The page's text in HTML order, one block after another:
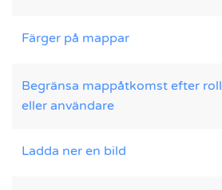
Färger på mappar
Begränsa mappåtkomst efter roll
eller användare
Ladda ner en bild